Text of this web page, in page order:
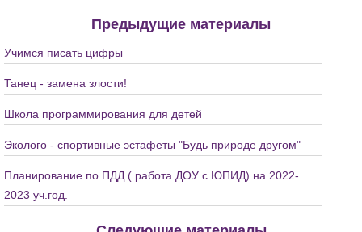
Предыдущие материалы
Учимся писать цифры
Танец - замена злости!
Школа программирования для детей
Эколого - спортивные эстафеты "Будь природе другом"
Планирование по ПДД ( работа ДОУ с ЮПИД) на 2022-
2023 уч.год.